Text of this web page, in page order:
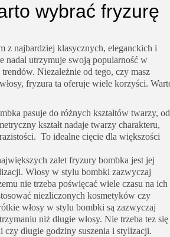
wybrać fryzurę
z najbardziej klasycznych, eleganckich i
nadal utrzymuje swoją popularność w
Niezależnie od tego, czy masz
fryzura ta oferuje wiele korzyści.
pasuje do różnych kształtów twarzy, od
kształt nadaje twarzy charakteru,
To idealne cięcie dla większości
zalet fryzury bombka jest jej
Włosy w stylu bombki zazwyczaj
nie trzeba poświęcać wiele czasu na ich
niezliczonych kosmetyków czy
włosy w stylu bombki są zazwyczaj
niż długie włosy. Nie trzeba tez się
czy długie godziny suszenia i stylizacji.